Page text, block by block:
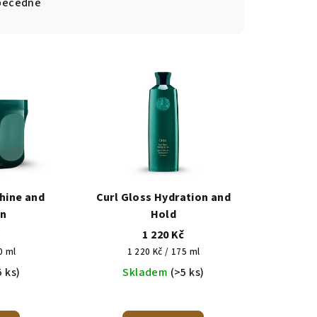
and
ml
ks)
Curl Gloss Hydration and
Hold
1 220 Kč
Měrná
cena:
1 220 Kč / 175 ml
Skladem (>5 ks)